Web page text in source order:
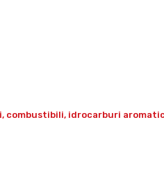
idrocarburi